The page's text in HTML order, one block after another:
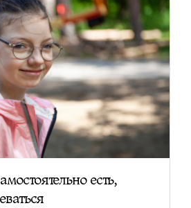
есть,